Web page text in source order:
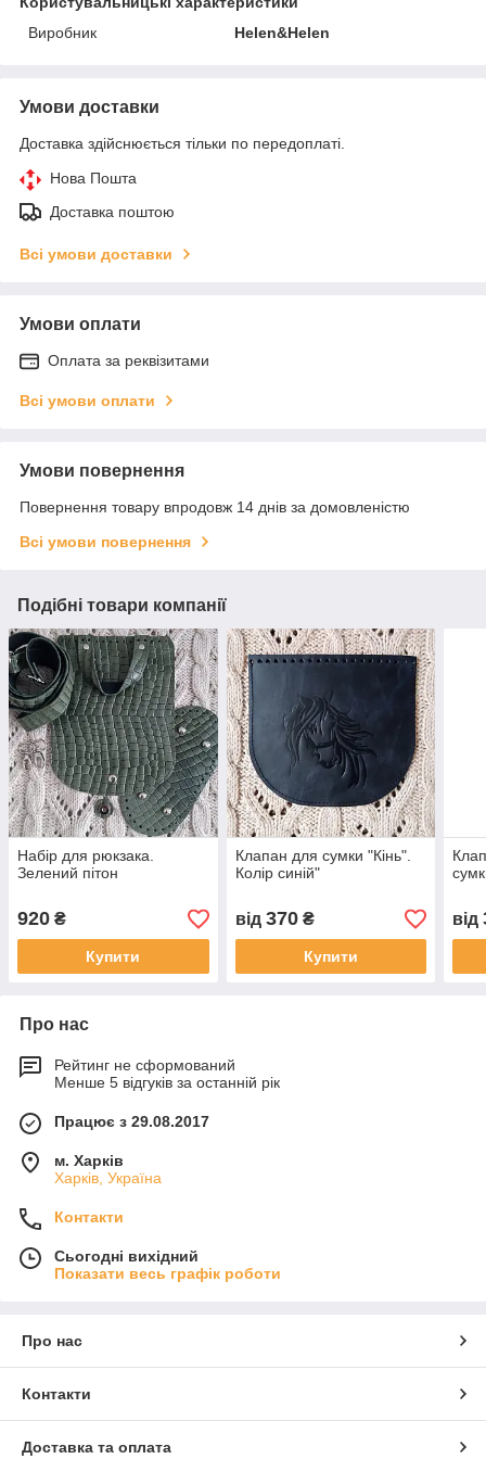
Виробник
Helen&Helen
Умови доставки
Доставка здійснюється тільки по передоплаті.
Нова Пошта
Доставка поштою
Всі умови доставки
Умови оплати
Оплата за реквізитами
Всі умови оплати
Умови повернення
Повернення товару впродовж 14 днів за домовленістю
Всі умови повернення
Подібні товари компанії
Набір для рюкзака.
Зелений пітон
920 ₴
Купити
Клапан для сумки "Кiнь".
Колір синій"
від 370₴
Купити
від
Про нас
Рейтинг не сформований
Менше 5 відгуків за останній рік
Працює з 29.08.2017
м. Харків
Харків, Україна
Контакти
Сьогодні вихідний
Показати весь графік роботи
Про нас
Контакти
Доставка та оплата